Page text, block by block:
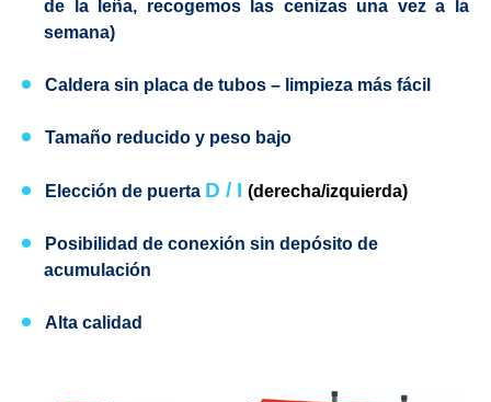
de la leña, recogemos las cenizas una vez a la
semana)
Caldera sin placa de tubos – limpieza más fácil
Tamaño reducido y peso bajo
Elección de puerta D / I (derecha/izquierda)
Posibilidad de conexión sin depósito de
acumulación
Alta calidad